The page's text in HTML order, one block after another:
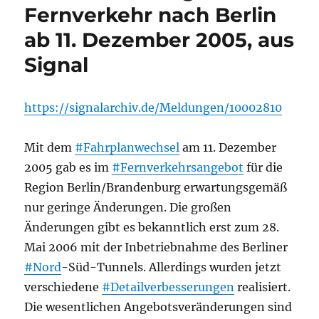
Fernverkehr nach Berlin
ab 11. Dezember 2005, aus
Signal
https://signalarchiv.de/Meldungen/10002810
Mit dem #Fahrplanwechsel am 11. Dezember
2005 gab es im #Fernverkehrsangebot für die
Region Berlin/Brandenburg erwartungsgemäß
nur geringe Änderungen. Die großen
Änderungen gibt es bekanntlich erst zum 28.
Mai 2006 mit der Inbetriebnahme des Berliner
#Nord-Süd-Tunnels. Allerdings wurden jetzt
verschiedene #Detailverbesserungen realisiert.
Die wesentlichen Angebotsveränderungen sind